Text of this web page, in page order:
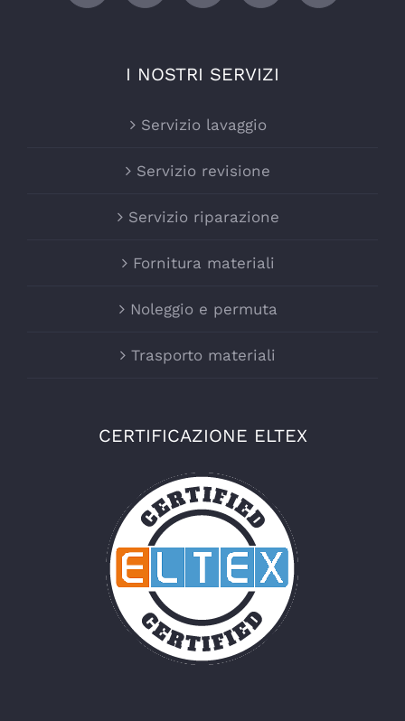
I NOSTRI SERVIZI
Servizio lavaggio
Servizio revisione
Servizio riparazione
Fornitura materiali
Noleggio e permuta
Trasporto materiali
CERTIFICAZIONE ELTEX